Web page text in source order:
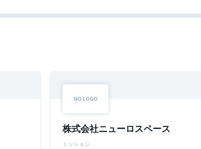
株式会社ニューロスペース
ミッション